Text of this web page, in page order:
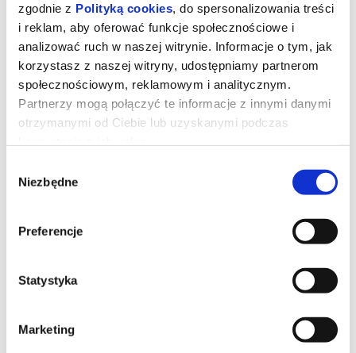
zgodnie z Polityką cookies, do spersonalizowania treści
i reklam, aby oferować funkcje społecznościowe i
analizować ruch w naszej witrynie. Informacje o tym, jak
korzystasz z naszej witryny, udostępniamy partnerom
społecznościowym, reklamowym i analitycznym.
Partnerzy mogą połączyć te informacje z innymi danymi
otrzymanymi od Ciebie lub uzyskanymi podczas
zgody
Niezbędne
Preferencje
Statystyka
Marketing
Władcy wszechświata dubbing
Po latach książę Adam wraca na Eternię, by powstrzymać
Szkieletora i jako He-Man ocalić świat oraz swoją rodzinę.
Bezpieczne zakupy w Bilety24. W przypadku odwołania
wydarzenia, gwarantujemy automatyczny zwrot środków
potwierdzony komunikatem wysyłanym na adres e-mail, podany